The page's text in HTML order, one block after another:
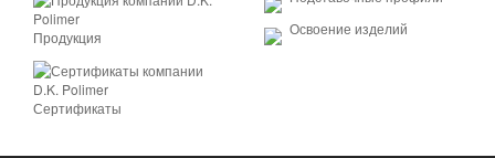
Продукция
Сертификаты
Освоение изделий